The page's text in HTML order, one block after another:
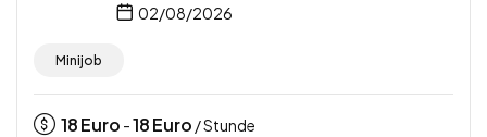
02/08/2026
Minijob
18Euro -18Euro / Stunde